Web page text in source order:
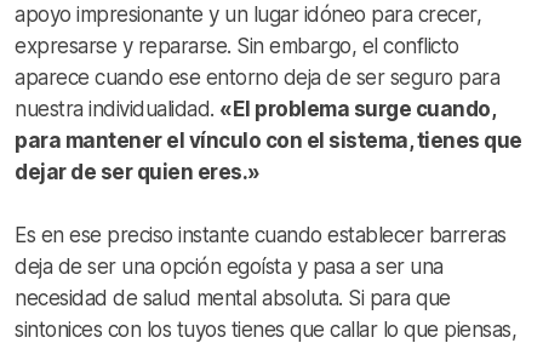
apoyo impresionante y un lugar idóneo para crecer,
expresarse y repararse. Sin embargo, el conflicto
aparece cuando ese entorno deja de ser seguro para
nuestra individualidad. «El problema surge cuando,
para mantener el vínculo con el sistema, tienes que
dejar de ser quien eres.»
Es en ese preciso instante cuando establecer barreras
deja de ser una opción egoísta y pasa a ser una
necesidad de salud mental absoluta. Si para que
sintonices con los tuyos tienes que callar lo que piensas,